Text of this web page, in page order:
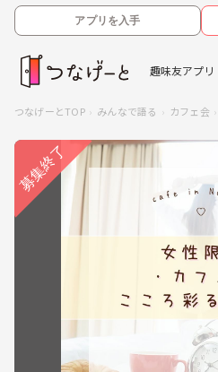
アプリを入手
趣味友アプリ
つなげーとTOP みんなで語る カフェ会